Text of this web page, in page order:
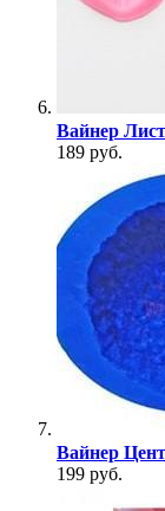
Вайнер
189 руб.
Вайнер
199 руб.